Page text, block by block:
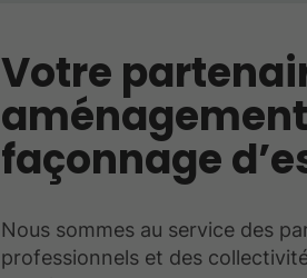
Votre
façonnage
Nous sommes au service des
professionnels et des